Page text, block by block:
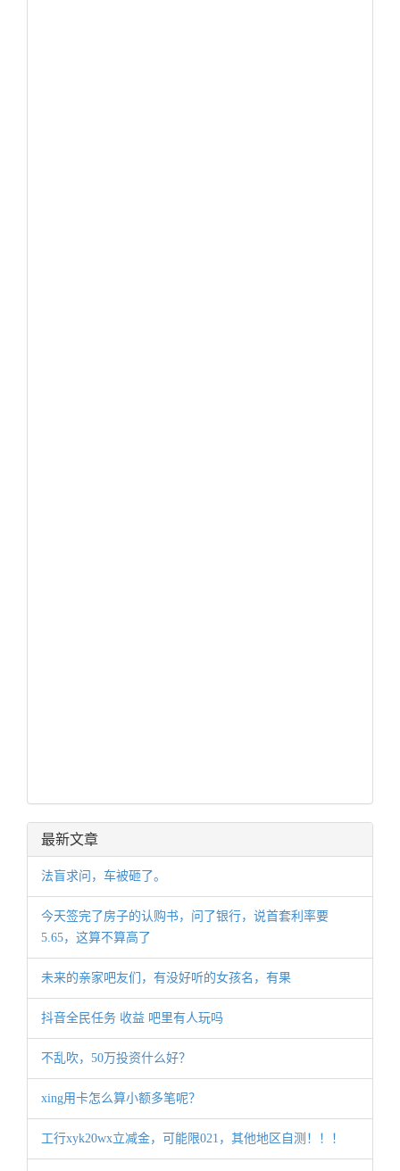
最新文章
法盲求问，车被砸了。
今天签完了房子的认购书，问了银行，说首套利率要
5.65，这算不算高了
未来的亲家吧友们，有没好听的女孩名，有果
抖音全民任务 收益 吧里有人玩吗
不乱吹，50万投资什么好？
xing用卡怎么算小额多笔呢？
工行xyk20wx立减金，可能限021，其他地区自测！！！